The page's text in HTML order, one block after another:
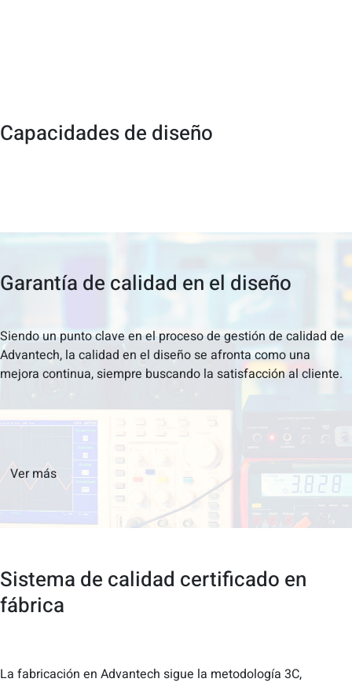
Capacidades de diseño
Garantía de calidad en el diseño
Siendo un punto clave en el proceso de gestión de calidad de
Advantech, la calidad en el diseño se afronta como una
mejora continua, siempre buscando la satisfacción al cliente.
Ver más
Sistema de calidad certificado en
fábrica
La fabricación en Advantech sigue la metodología 3C,